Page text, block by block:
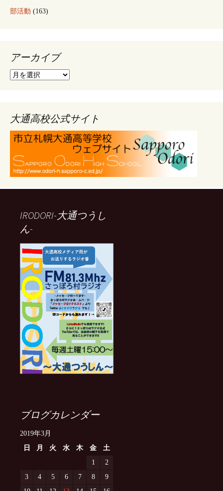
部活動 (163)
アーカイブ
ア
ブ
大通高校公式サイト
IRODORI-大通つうし
ん-
ブログカレンダー
2019年3月
日
月 火 水 木 金
土
1
2
3
4 5 6 7 8
9